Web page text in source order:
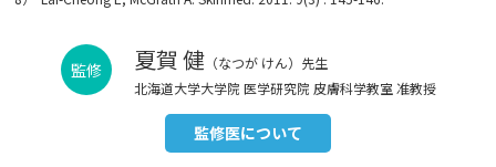
監修 夏賀 健（なつが けん）先生
北海道大学大学院 医学研究院 皮膚科学教室 准教授
監修医について